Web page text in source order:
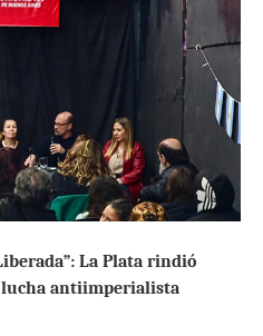
La Plata rindió
lucha antiimperialista